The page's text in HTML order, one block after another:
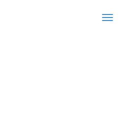
Toggle